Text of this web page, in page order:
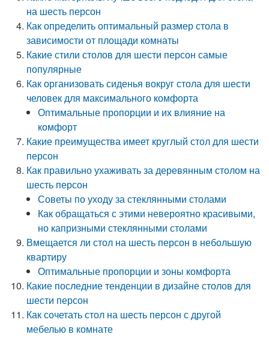
на шесть персон
Как определить оптимальный размер стола в
зависимости от площади комнаты
Какие стили столов для шести персон самые
популярные
Как организовать сиденья вокруг стола для шести
человек для максимального комфорта
Оптимальные пропорции и их влияние на
комфорт
Какие преимущества имеет круглый стол для шести
персон
Как правильно ухаживать за деревянным столом на
шесть персон
Советы по уходу за стеклянными столами
Как обращаться с этими невероятно красивыми,
но капризными стеклянными столами
Вмещается ли стол на шесть персон в небольшую
квартиру
Оптимальные пропорции и зоны комфорта
Какие последние тенденции в дизайне столов для
шести персон
Как сочетать стол на шесть персон с другой
мебелью в комнате